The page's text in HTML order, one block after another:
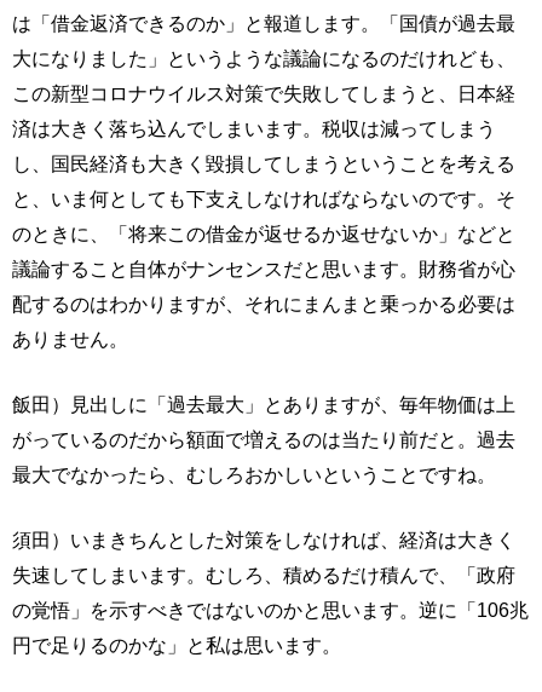
は「借金返済できるのか」と報道します。「国債が過去最
大になりました」というような議論になるのだけれども、
この新型コロナウイルス対策で失敗してしまうと、日本経
済は大きく落ち込んでしまいます。税収は減ってしまう
し、国民経済も大きく毀損してしまうということを考える
と、いま何としても下支えしなければならないのです。そ
のときに、「将来この借金が返せるか返せないか」などと
議論すること自体がナンセンスだと思います。財務省が心
配するのはわかりますが、それにまんまと乗っかる必要は
ありません。
飯田）見出しに「過去最大」とありますが、毎年物価は上
がっているのだから額面で増えるのは当たり前だと。過去
最大でなかったら、むしろおかしいということですね。
須田）いまきちんとした対策をしなければ、経済は大きく
失速してしまいます。むしろ、積めるだけ積んで、「政府
の覚悟」を示すべきではないのかと思います。逆に「106兆
円で足りるのかな」と私は思います。